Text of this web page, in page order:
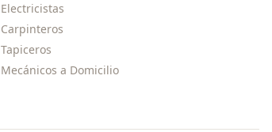
Electricistas
Carpinteros
Tapiceros
Mecánicos a Domicilio